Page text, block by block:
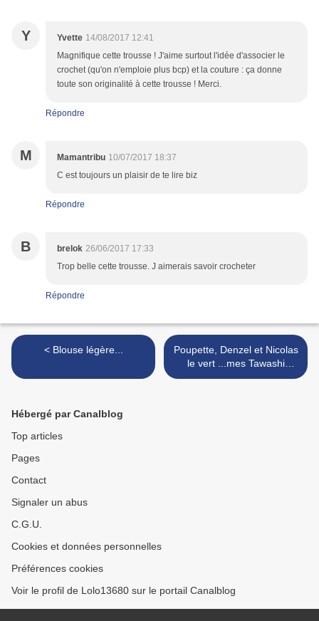
Y Yvette 14/08/2017 12:41
Magnifique cette trousse ! J'aime surtout l'idée d'associer le
crochet (qu'on n'emploie plus bcp) et la couture : ça donne
toute son originalité à cette trousse ! Merci.
Répondre
M Mamantribu 10/07/2017 18:37
C est toujours un plaisir de te lire biz
Répondre
B brelok 26/06/2017 17:33
Trop belle cette trousse. J aimerais savoir crocheter
Répondre
< Blouse légère...
Poupette, Denzel et Nicolas
le vert ...mes Tawashi
d'amour...Tuto >
Hébergé par Canalblog
Top articles
Pages
Contact
Signaler un abus
C.G.U.
Cookies et données personnelles
Préférences cookies
Voir le profil de Lolo13680 sur le portail Canalblog